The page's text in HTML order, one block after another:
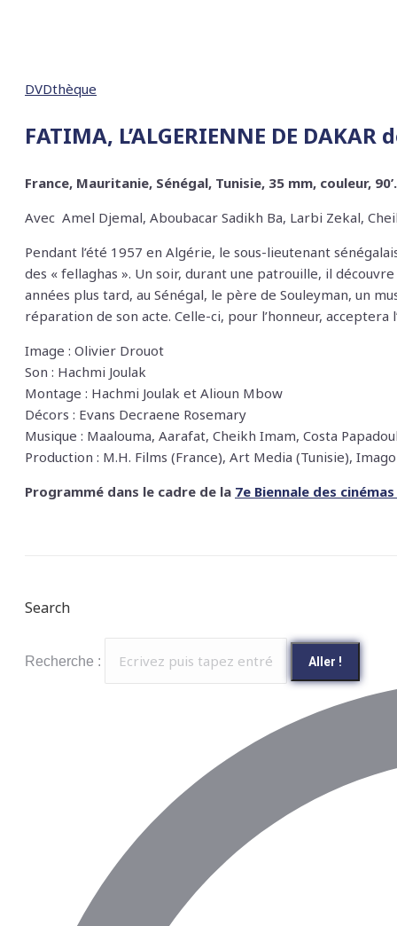
DVDthèque
FATIMA, L’ALGERIENNE DE
France, Mauritanie, Sénégal, Tunisie, 35 mm, couleur,
Avec Amel Djemal, Aboubacar Sadikh Ba, Larbi Zekal,
Pendant l’été 1957 en Algérie, le sous-lieutenant
des « fellaghas ». Un soir, durant une patrouille, il
années plus tard, au Sénégal, le père de Souleyman, un
réparation de son acte. Celle-ci, pour l’honneur,
Image : Olivier Drouot
Son : Hachmi Joulak
Montage : Hachmi Joulak et Alioun Mbow
Décors : Evans Decraene Rosemary
Musique : Maalouma, Aarafat, Cheikh Imam, Costa
Production : M.H. Films (France), Art Media (Tunisie),
Programmé dans le cadre de la 7e Biennale des
Search
Recherche :